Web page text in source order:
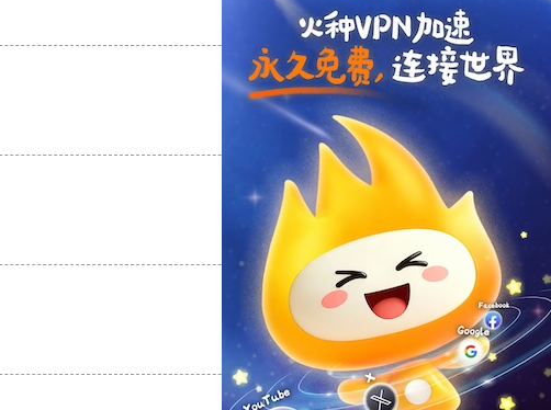
支持[0] 反对
支持
反对 [0]
支持[0] 反对[0]